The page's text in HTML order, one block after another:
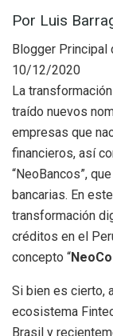
Por Luis
Blogger Principal
10/12/2020
La
traído nuevos
empresas que
financieros, así
“NeoBancos”,
bancarias. En
transformación
créditos en el
concepto “
Si bien es cierto,
ecosistema
Brasil y